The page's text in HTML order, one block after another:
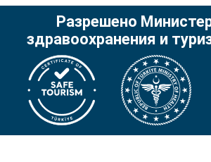
Разрешено
здравоохранения и